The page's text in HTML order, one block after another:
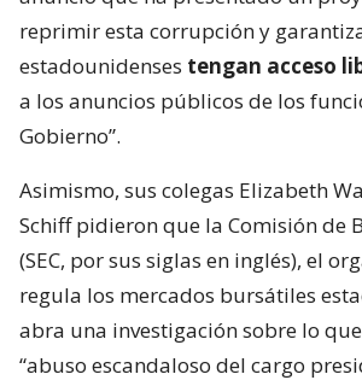
reprimir esta corrupción y
estadounidenses tengan acceso
a los anuncios públicos de los
Gobierno”.
Asimismo, sus colegas Elizabeth
Schiff pidieron que la Comisión de
(SEC, por sus siglas en inglés), el
regula los mercados bursátiles
abra una investigación sobre lo
“abuso escandaloso del cargo